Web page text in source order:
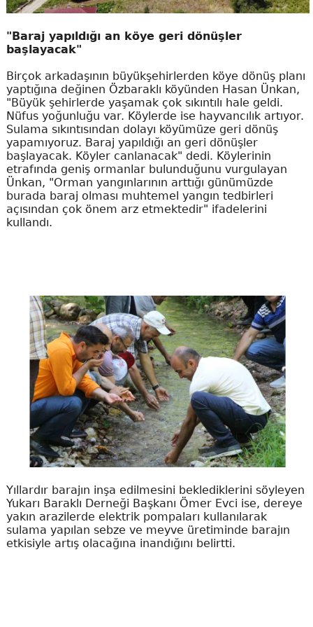
"Baraj yapıldığı an köye geri dönüşler
başlayacak"
Birçok arkadaşının büyükşehirlerden köye dönüş planı
yaptığına değinen Özbaraklı köyünden Hasan Ünkan,
"Büyük şehirlerde yaşamak çok sıkıntılı hale geldi.
Nüfus yoğunluğu var. Köylerde ise hayvancılık artıyor.
Sulama sıkıntısından dolayı köyümüze geri dönüş
yapamıyoruz. Baraj yapıldığı an geri dönüşler
başlayacak. Köyler canlanacak" dedi. Köylerinin
etrafında geniş ormanlar bulunduğunu vurgulayan
Ünkan, "Orman yangınlarının arttığı günümüzde
burada baraj olması muhtemel yangın tedbirleri
açısından çok önem arz etmektedir" ifadelerini
kullandı.
Yıllardır barajın inşa edilmesini beklediklerini söyleyen
Yukarı Baraklı Derneği Başkanı Ömer Evci ise, dereye
yakın arazilerde elektrik pompaları kullanılarak
sulama yapılan sebze ve meyve üretiminde barajın
etkisiyle artış olacağına inandığını belirtti.